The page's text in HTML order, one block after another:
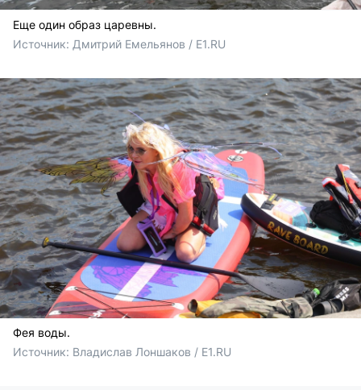
Еще один образ царевны.
Источник: Дмитрий Емельянов / E1.RU
Фея воды.
Источник: Владислав Лоншаков / E1.RU